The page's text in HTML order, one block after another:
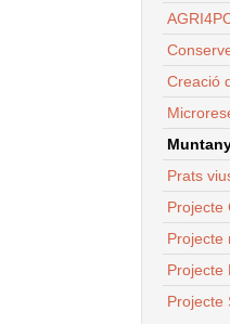
Creació
Prats
Projecte
Projecte
Projecte
Projecte